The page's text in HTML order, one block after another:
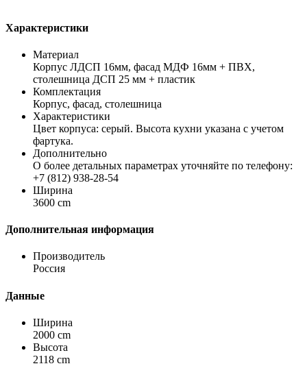
Характеристики
Материал
Корпус ЛДСП 16мм, фасад МДФ 16мм + ПВХ,
столешница ДСП 25 мм + пластик
Комплектация
Корпус, фасад, столешница
Характеристики
Цвет корпуса: серый. Высота кухни указана с учетом
фартука.
Дополнительно
О более детальных параметрах уточняйте по телефону:
+7 (812) 938-28-54
Ширина
3600 cm
Дополнительная информация
Производитель
Россия
Данные
Ширина
2000 cm
Высота
2118 cm